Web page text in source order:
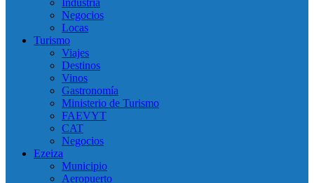
Industria
Negocios
Locas
Turismo
Viajes
Destinos
Vinos
Gastronomía
Ministerio de Turismo
FAEVYT
CAT
Negocios
Ezeiza
Municipio
Aeropuerto